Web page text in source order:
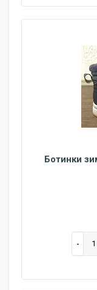
Ботинки